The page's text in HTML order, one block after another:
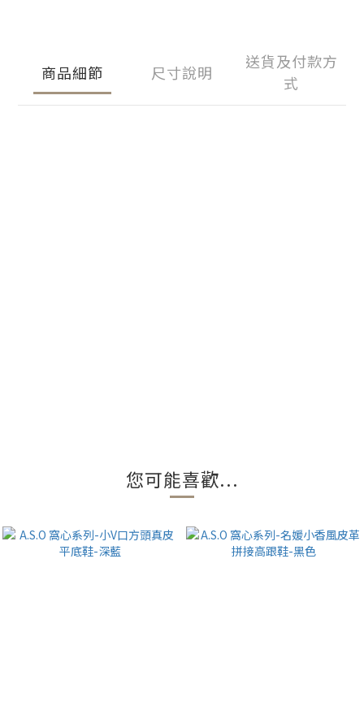
商品細節 尺寸說明
送貨及付款方
式
您可能喜歡...